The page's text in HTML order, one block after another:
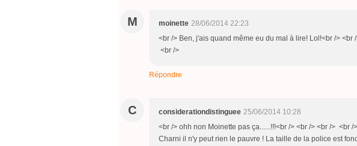
M moinette 28/06/2014 22:23
<br /> Ben, j'ais quand même eu du mal à lire! Lol!<br /> <br
<br />
Répondre
C considerationdistinguee 25/06/2014 10:28
<br /> ohh non Moinette pas ça......!!!<br /> <br /> <br /> <br /
Charni il n'y peut rien le pauvre ! La taille de la police est